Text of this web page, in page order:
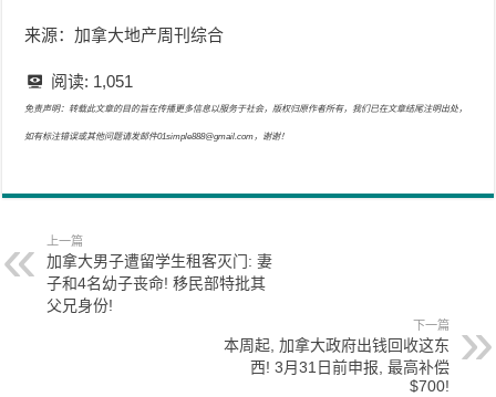
来源：加拿大地产周刊综合
阅读: 1,051
免责声明：转载此文章的目的旨在传播更多信息以服务于社会，版权归原作者所有，我们已在文章结尾注明出处，
如有标注错误或其他问题请发邮件01simple888@gmail.com，谢谢！
上一篇
加拿大男子遭留学生租客灭门: 妻
子和4名幼子丧命! 移民部特批其
父兄身份!
下一篇
本周起, 加拿大政府出钱回收这东
西! 3月31日前申报, 最高补偿
$700!